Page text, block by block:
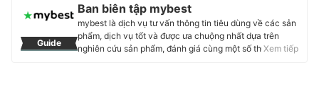
Guide
Ban biên tập mybest
mybest là dịch vụ tư vấn thông tin tiêu dùng về các sản
phẩm, dịch vụ tốt và được ưa chuộng nhất dựa trên
nghiên cứu sản phẩm, đánh giá cùng một số thựcXem tiếp